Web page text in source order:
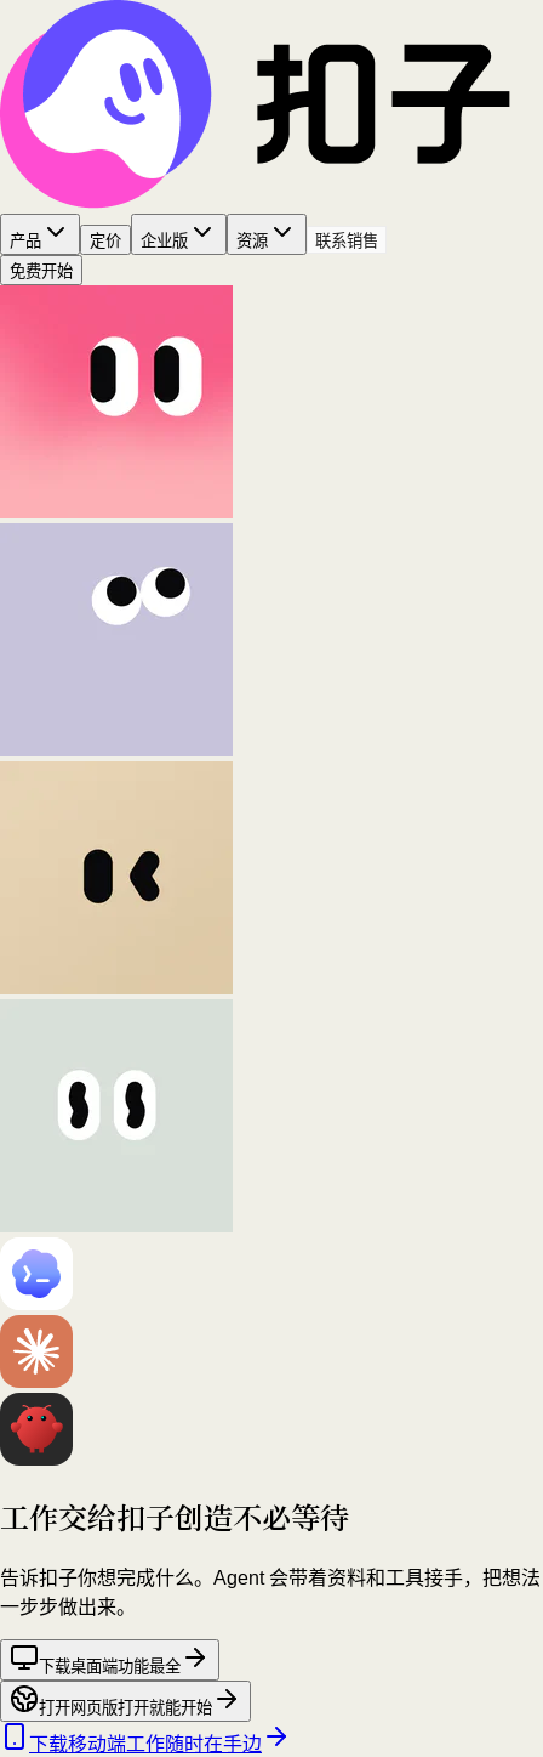
产品 定价 企业版 资源
联系销售
免费开始
工作交给扣子创造不必等待
告诉扣子你想完成什么。Agent 会带着资料和工具接手，把想法
一步步做出来。
下载桌面端功能最全
打开网页版打开就能开始
下载移动端工作随时在手边